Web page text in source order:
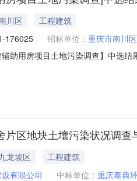
川区
工程建筑
176025 招标单位： 重庆市南川
助用房项目土地污染调查】中选
）所需中介服务事项所需服务类
片区地块土壤污染状况调
龙坡区
工程建筑
有限公司 中标单位： 重庆泰典